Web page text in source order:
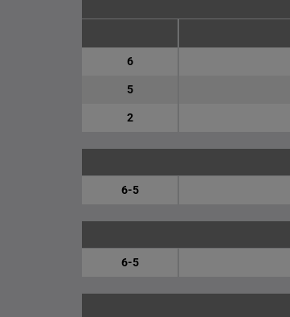
6
5
2
6-5
6-5